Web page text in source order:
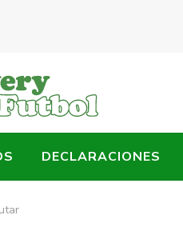
DECLARACIONES